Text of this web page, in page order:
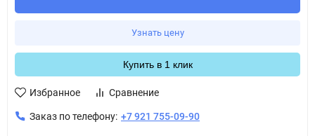
Узнать цену
Купить в 1 клик
Избранное Сравнение
Заказ по телефону: +7 921 755-09-90